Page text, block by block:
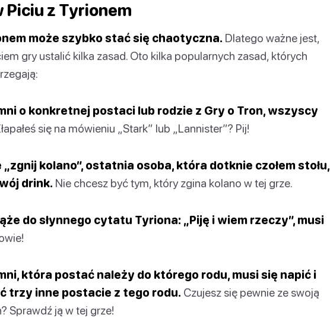
Piciu z Tyrionem
może szybko stać się chaotyczna. Dlatego ważne jest,
gry ustalić kilka zasad. Oto kilka popularnych zasad, których
o konkretnej postaci lub rodzie z Gry o Tron, wszyscy
się na mówieniu „Stark” lub „Lannister”? Pij!
kolano”, ostatnia osoba, która dotknie czołem stołu,
drink. Nie chcesz być tym, który zgina kolano w tej grze.
do słynnego cytatu Tyriona: „Piję i wiem rzeczy”, musi
która postać należy do którego rodu, musi się napić i
trzy inne postacie z tego rodu. Czujesz się pewnie ze swoją
Sprawdź ją w tej grze!